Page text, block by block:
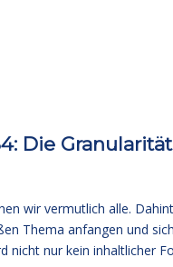
Die
wir vermutlich alle.
Thema anfangen und
nicht nur kein inhaltlicher